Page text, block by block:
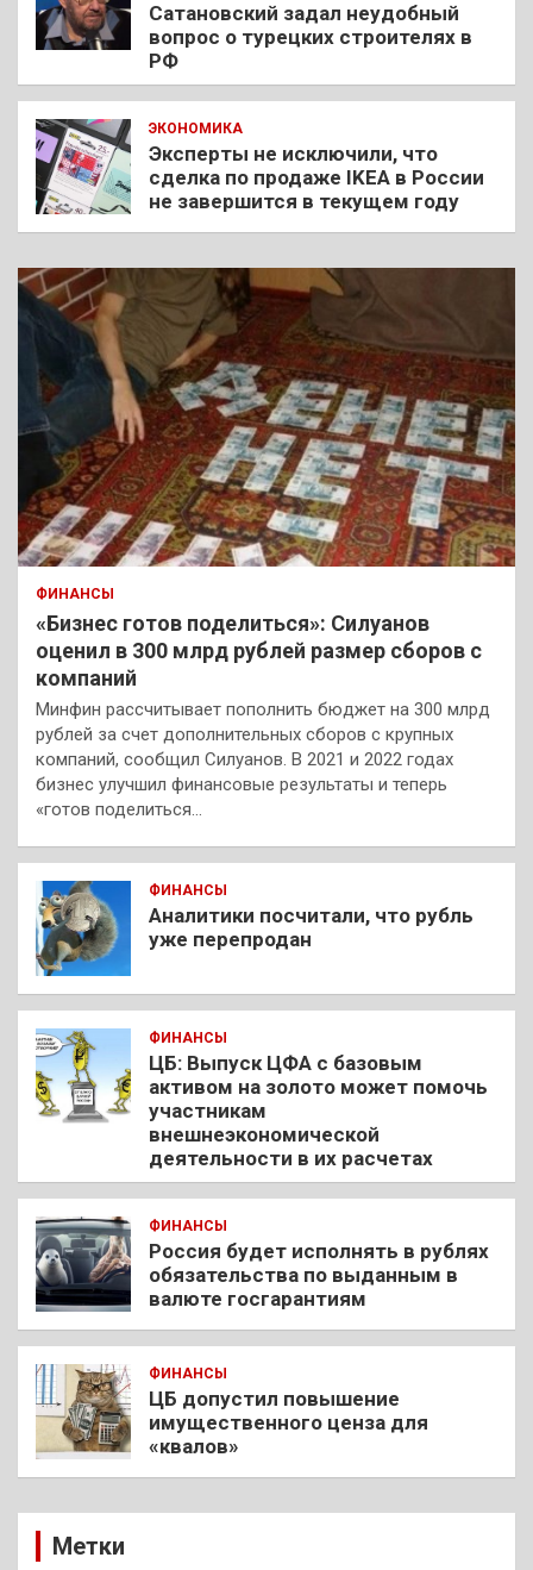
Сатановский задал неудобный
вопрос о турецких строителях в
РФ
ЭКОНОМИКА
Эксперты не исключили, что
сделка по продаже IKEA в России
не завершится в текущем году
ФИНАНСЫ
«Бизнес готов поделиться»: Силуанов
оценил в 300 млрд рублей размер сборов с
компаний
Минфин рассчитывает пополнить бюджет на 300 млрд
рублей за счет дополнительных сборов с крупных
компаний, сообщил Силуанов. В 2021 и 2022 годах
бизнес улучшил финансовые результаты и теперь
«готов поделиться…
ФИНАНСЫ
Аналитики посчитали, что рубль
уже перепродан
ФИНАНСЫ
ЦБ: Выпуск ЦФА с базовым
активом на золото может помочь
участникам
внешнеэкономической
деятельности в их расчетах
ФИНАНСЫ
Россия будет исполнять в рублях
обязательства по выданным в
валюте госгарантиям
ФИНАНСЫ
ЦБ допустил повышение
имущественного ценза для
«квалов»
Метки